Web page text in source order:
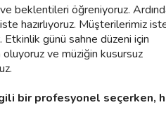
beklentileri öğreniyoruz.
hazırlıyoruz. Müşterilerimiz
günü sahne düzeni için
ve müziğin kusursuz
bir profesyonel seçerken,